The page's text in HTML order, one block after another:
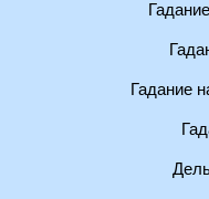
Гадание